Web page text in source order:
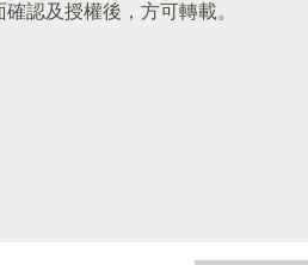
確認及授權後，方可轉載。